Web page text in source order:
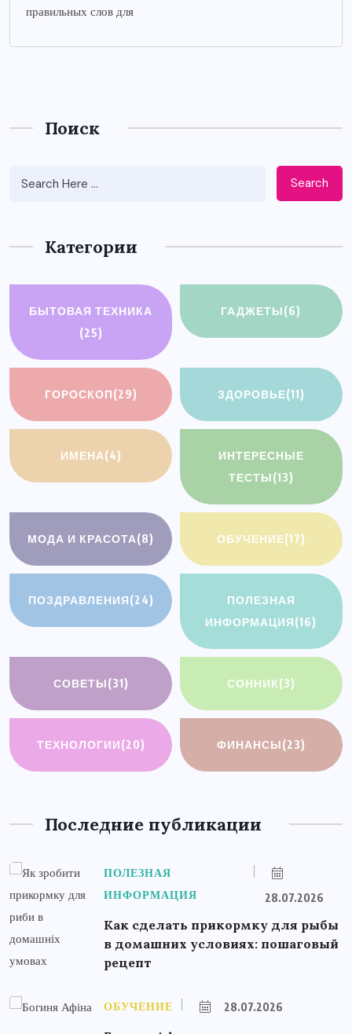
правильных слов для
Поиск
Search
Категории
БЫТОВАЯ ТЕХНИКА
(25)
ГАДЖЕТЫ(6)
ГОРОСКОП(29) ЗДОРОВЬЕ(11)
ИМЕНА(4)
ИНТЕРЕСНЫЕ
ТЕСТЫ(13)
МОДА И КРАСОТА(8) ОБУЧЕНИЕ(17)
ПОЗДРАВЛЕНИЯ(24)
ПОЛЕЗНАЯ
ИНФОРМАЦИЯ(16)
СОВЕТЫ(31) СОННИК(3)
ТЕХНОЛОГИИ(20) ФИНАНСЫ(23)
Последние публикации
ПОЛЕЗНАЯ
ИНФОРМАЦИЯ
28.07.2026
Как сделать прикормку для рыбы
в домашних условиях: пошаговый
рецепт
ОБУЧЕНИЕ 28.07.2026